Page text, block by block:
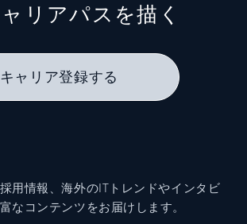
リアパスを描く
キャリア登録する
用情報、海外のITトレンドやインタビ
なコンテンツをお届けします。